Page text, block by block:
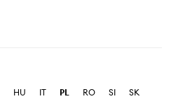
HU IT PL RO SI
SK